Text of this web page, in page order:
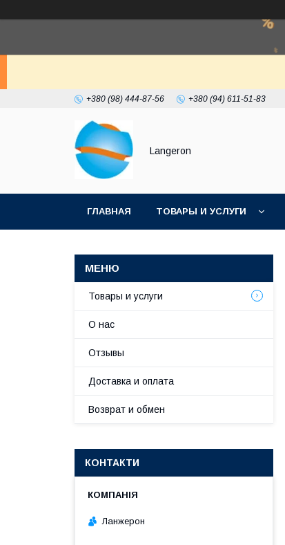
+380 (98) 444-87-56 +380 (94) 611-51-83
Langeron
ГЛАВНАЯ ТОВАРЫ И УСЛУГИ
Товары и услуги
О нас
Отзывы
Доставка и оплата
Возврат и обмен
КОНТАКТИ
Ланжерон